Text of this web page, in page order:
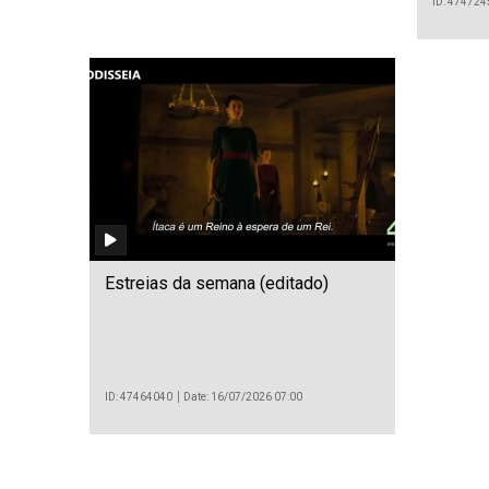
Estreias da semana (editado)
ID: 47464040 Date: 16/07/2026 07:00